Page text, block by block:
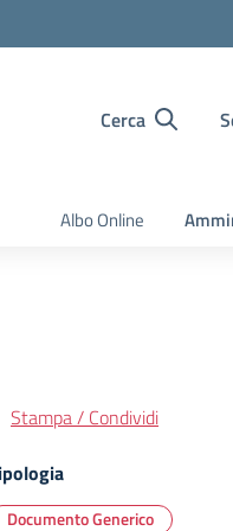
Cerca
Albo Online
Stampa / Condividi
Documento Generico